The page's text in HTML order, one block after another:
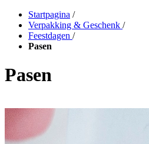
Startpagina /
Verpakking & Geschenk /
Feestdagen /
Pasen
Pasen